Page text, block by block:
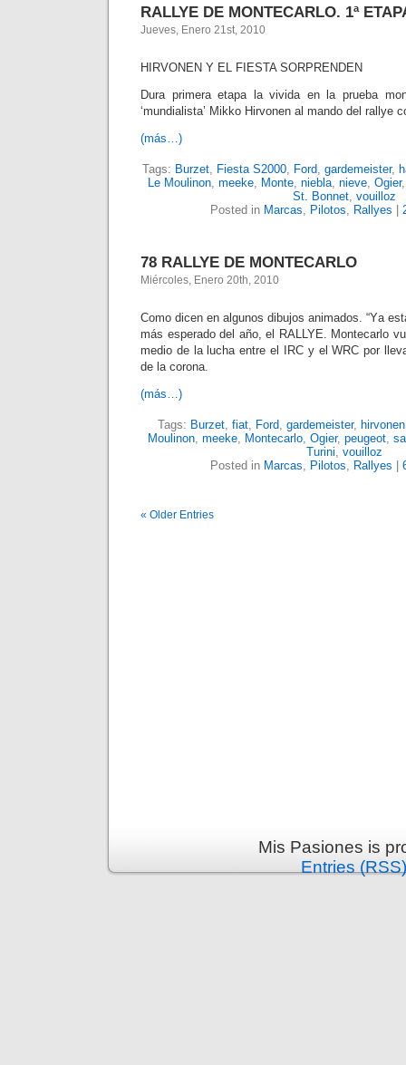
RALLYE DE MONTECARLO. 1ª
Jueves, Enero 21st, 2010
HIRVONEN Y EL FIESTA SORPRENDEN
Dura primera etapa la vivida en la prueba
‘mundialista’ Mikko Hirvonen al mando del rallye
(más…)
Tags: Burzet, Fiesta S2000, Ford, gardemeister,
Le Moulinon, meeke, Monte, niebla, nieve, Ogier
St. Bonnet, vouilloz
Posted in Marcas, Pilotos, Rallyes
78 RALLYE DE MONTECARLO
Miércoles, Enero 20th, 2010
Como dicen en algunos dibujos animados. “Ya
más esperado del año, el RALLYE. Montecarlo
medio de la lucha entre el IRC y el WRC por
de la corona.
(más…)
Tags: Burzet, fiat, Ford, gardemeister, hirvonen
Moulinon, meeke, Montecarlo, Ogier, peugeot,
Turini, vouilloz
Posted in Marcas, Pilotos, Rallyes
« Older Entries
Mis Pasiones is
Entries (RSS)